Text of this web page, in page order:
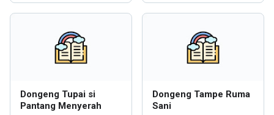
Dongeng Tupai si
Pantang Menyerah
Dongeng Tampe Ruma
Sani